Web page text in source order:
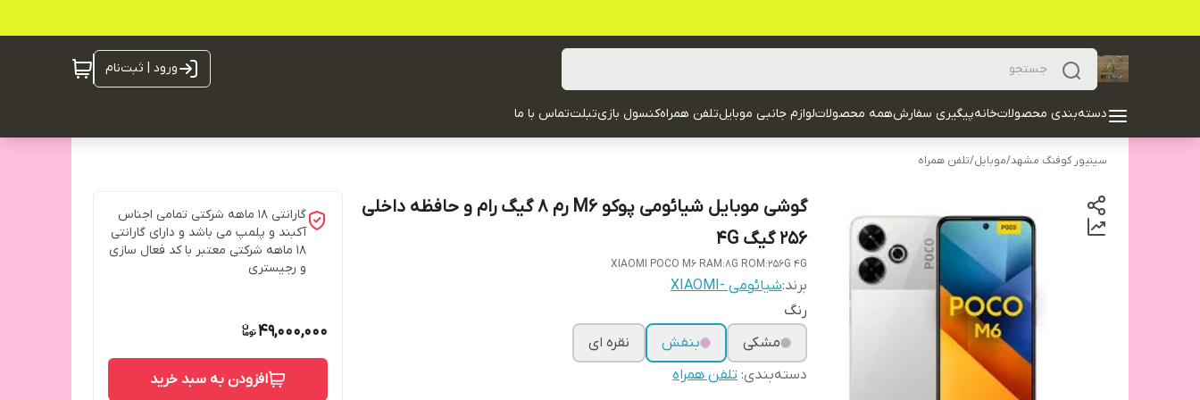
ورود | ثبت‌نام
دسته‌بندی محصولاتخانهپیگیری سفارشهمه محصولاتلوازم جانبی موبایلتلفن همراهکنسول بازیتبلتتماس با ما
سینیور کوفنگ مشهد/موبایل/تلفن همراه
گوشی موبایل شیائومی پوکو M6 رم 8 گیگ رام و حافظه داخلی
256 گیگ 4G
XIAOMI POCO M6 RAM:8G ROM:256G 4G
برند:شیائومی -XIAOMI
رنگ
مشکی
بنفش
نقره ای
دسته‌بندی: تلفن همراه
گارانتی ۱۸ ماهه شرکتی تمامی اجناس
آکبند و پلمپ می باشد و دارای گارانتی
۱۸ ماهه شرکتی معتبر با کد فعال سازی
و رجیستری
49,000,000
افزودن به سبد خرید